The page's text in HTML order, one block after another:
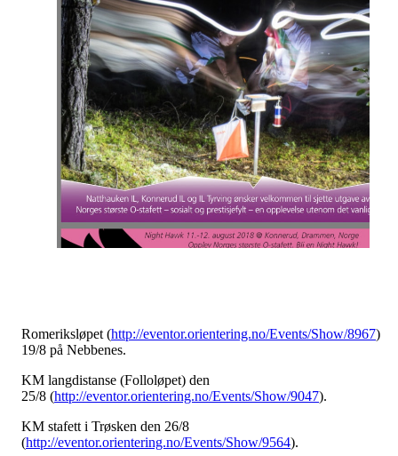
Romeriksløpet (http://eventor.orientering.no/Events/Show/8967)
19/8 på Nebbenes.
KM langdistanse (Folloløpet) den
25/8 (http://eventor.orientering.no/Events/Show/9047).
KM stafett i Trøsken den 26/8
(http://eventor.orientering.no/Events/Show/9564).